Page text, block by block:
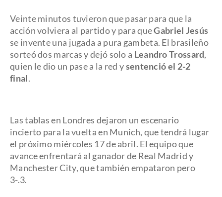
Veinte minutos tuvieron que pasar para que la
acción volviera al partido y para queGabriel Jesús
se invente una jugada a pura gambeta. El brasileño
sorteó dos marcas y dejó solo a Leandro Trossard,
quien le dio un pase a la red ysentenció el 2-2
final.
Las tablas en Londres dejaron un escenario
incierto para la vuelta en Munich, que tendrá lugar
el próximo miércoles 17 de abril. El equipo que
avance enfrentará al ganador de Real Madrid y
Manchester City, que también empataron pero
3-.3.